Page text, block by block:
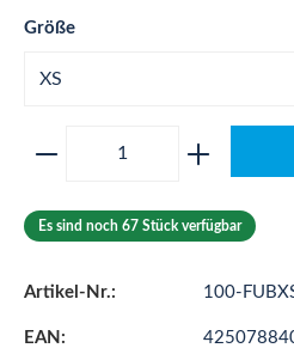
Größeauswählen
Produkt Anzahl: Gib
Es sind noch 67 Stück verfügbar
Artikel-Nr.: 100-
EAN: